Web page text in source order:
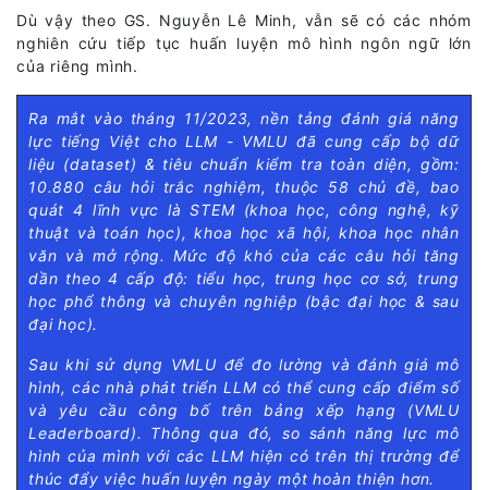
Dù vậy theo GS. Nguyễn Lê Minh, vẫn sẽ có các nhóm
nghiên cứu tiếp tục huấn luyện mô hình ngôn ngữ lớn
của riêng mình.
Ra mắt vào tháng 11/2023, nền tảng đánh giá năng
lực tiếng Việt cho LLM - VMLU đã cung cấp bộ dữ
liệu (dataset) & tiêu chuẩn kiểm tra toàn diện, gồm:
10.880 câu hỏi trắc nghiệm, thuộc 58 chủ đề, bao
quát 4 lĩnh vực là STEM (khoa học, công nghệ, kỹ
thuật và toán học), khoa học xã hội, khoa học nhân
văn và mở rộng. Mức độ khó của các câu hỏi tăng
dần theo 4 cấp độ: tiểu học, trung học cơ sở, trung
học phổ thông và chuyên nghiệp (bậc đại học & sau
đại học).
Sau khi sử dụng VMLU để đo lường và đánh giá mô
hình, các nhà phát triển LLM có thể cung cấp điểm số
và yêu cầu công bố trên bảng xếp hạng (VMLU
Leaderboard). Thông qua đó, so sánh năng lực mô
hình của mình với các LLM hiện có trên thị trường để
thúc đẩy việc huấn luyện ngày một hoàn thiện hơn.